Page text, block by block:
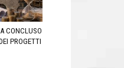
CONCLUSO
PROGETTI